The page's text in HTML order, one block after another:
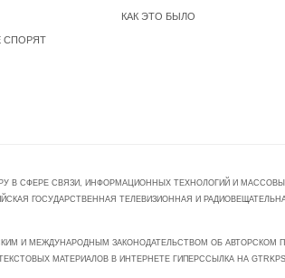
СПОРЯТ
КАК ЭТО БЫЛО
В СФЕРЕ СВЯЗИ, ИНФОРМАЦИОННЫХ ТЕХНОЛОГИЙ И
ГОСУДАРСТВЕННАЯ ТЕЛЕВИЗИОННАЯ И
И МЕЖДУНАРОДНЫМ ЗАКОНОДАТЕЛЬСТВОМ ОБ АВТОРСКОМ
МАТЕРИАЛОВ В ИНТЕРНЕТЕ ГИПЕРССЫЛКА НА